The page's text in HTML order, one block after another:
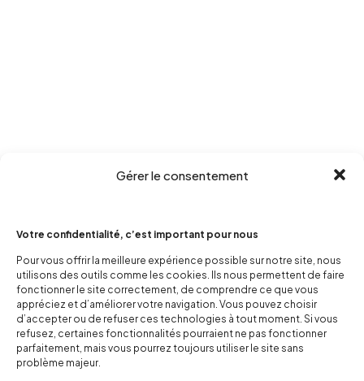
Gérer le consentement
Votre confidentialité, c’est important pour nous
Pour vous offrir la meilleure expérience possible sur notre site, nous
utilisons des outils comme les cookies. Ils nous permettent de faire
fonctionner le site correctement, de comprendre ce que vous
appréciez et d’améliorer votre navigation. Vous pouvez choisir
d’accepter ou de refuser ces technologies à tout moment. Si vous
refusez, certaines fonctionnalités pourraient ne pas fonctionner
parfaitement, mais vous pourrez toujours utiliser le site sans
problème majeur.
contact@popnbaby.com
+33 01 64 62 14 89
Follow us